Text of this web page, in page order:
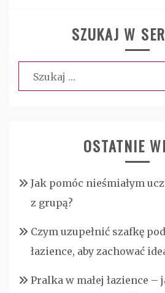
SZUKAJ W
Szukaj:
OSTATNIE
Jak pomóc nieśmiałym
z grupą?
Czym uzupełnić szafkę
łazience, aby zachować
Pralka w małej łazience –